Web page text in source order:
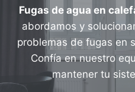
Fugas de agua en
abordamos y
problemas de fugas en
Confía en nuestro
mantener tu